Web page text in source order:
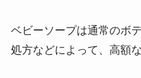
ベビーソープは通常のボ
処方などによって、高額